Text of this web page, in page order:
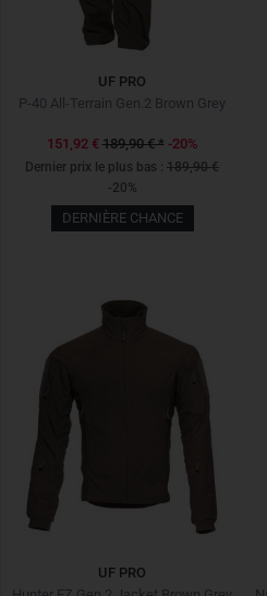
UF PRO
P-40 All-Terrain Gen.2 Brown Grey
151,92 € 189,90 €* -20%
Dernier prix le plus bas : 189,90 €
-20%
DERNIÈRE CHANCE
UF PRO